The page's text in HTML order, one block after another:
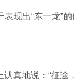
表现出“东一龙”
认真地说：“征途